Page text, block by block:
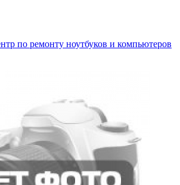
по ремонту ноутбуков и компьютеров